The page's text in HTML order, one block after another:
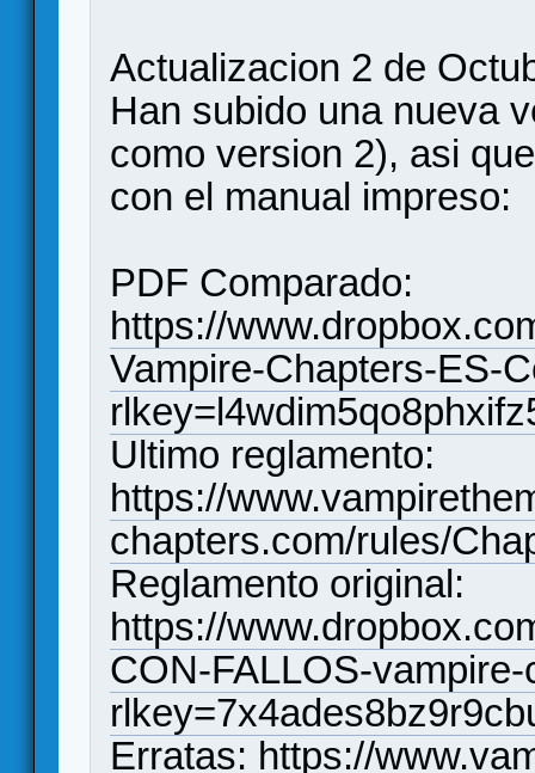
Actualizacion 2 de
Han subido una nueva
como version 2), asi
con el manual impreso:
PDF Comparado:
https://
Vampire-Chapters-ES-
Ultimo reglamento:
https://
chapters.com/rules/
Reglamento original:
https://
CON-FALLOS-
Erratas: https://